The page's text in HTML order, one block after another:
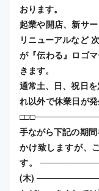
おります。
起業や開店、新サ
リニューアルなど
が『伝わる』ロゴ
きます。
通常土、日、祝日
れ以外で休業日が
手ながら下記の期
かけ致しますが、
す。
(木)